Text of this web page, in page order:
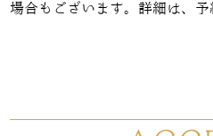
場合もございます。詳細は、予